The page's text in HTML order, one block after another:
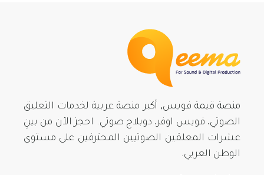
منصة قيمة فويس, أكبر منصة عربية لخدمات التعليق
الصوتي، فويس اوفر، دوبلاج صوتي. احجز الآن من بينِ
عشرات المعلقين الصوتيين المحترفين على مستوى
الوطن العربي.